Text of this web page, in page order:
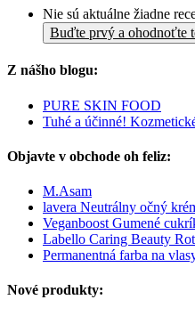
Nie sú aktuálne žiadne
Buďte prvý a ohodnoťte
Z nášho blogu:
PURE SKIN FOOD
Tuhé a účinné!
Objavte v obchode oh feliz:
M.Asam
lavera Neutrálny očný
Veganboost Gumené
Labello Caring Beauty Rot
Permanentná farba na
Nové produkty: